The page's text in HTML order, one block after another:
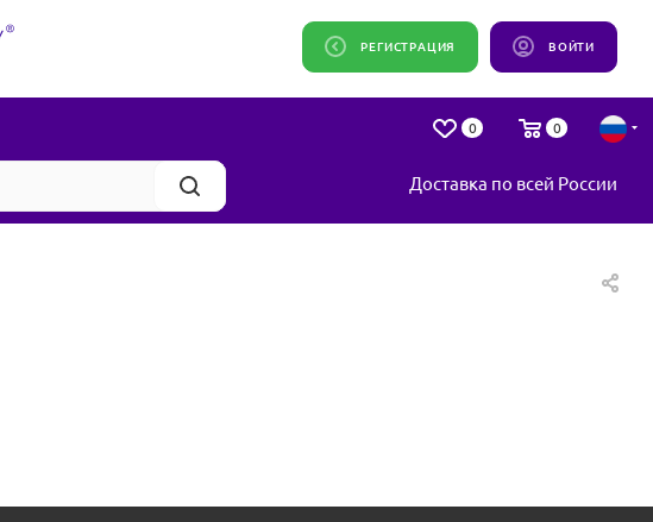
ВОЙТИ
РЕГИСТРАЦИЯ
0 0
Доставка по всей России